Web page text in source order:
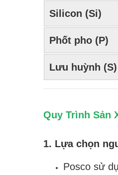
Silicon (Si)
Phốt pho (P)
Lưu huỳnh (S)
Quy Trình Sản
1. Lựa chọn
Posco sử